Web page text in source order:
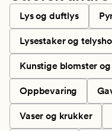
Lys og duftlys
Lysestaker og
Kunstige blomster
Oppbevaring
Vaser og krukker